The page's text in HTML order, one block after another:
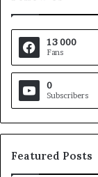
13 000
Fans
0
Subscribers
Featured Posts